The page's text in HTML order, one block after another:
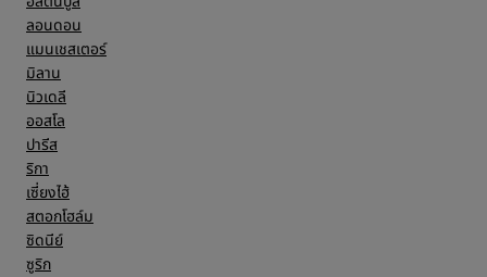
ลอนดอน
แมนเชสเตอร์
มิลาน
นิวเดลี
ออสโล
ปารีส
ริกา
เซี่ยงไฮ้
สตอกโฮล์ม
ซิดนีย์
ซูริก